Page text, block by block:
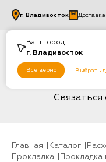
Ваш город
г. Владивосток
Все верно Выбрать
г. Владивосток
Связаться
Главная Каталог
Прокладка